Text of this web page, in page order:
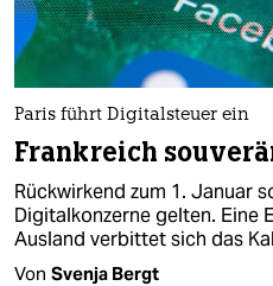
Paris führt Digitalsteuer ein
Frankreich
Rückwirkend zum 1. Januar
Digitalkonzerne gelten. Eine
Ausland verbittet sich das
Von Svenja Bergt